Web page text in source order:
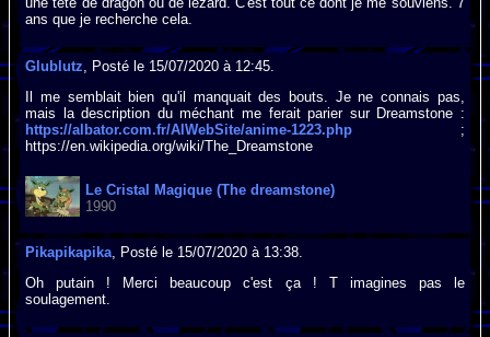
ans que je recherche cela.
Glublutz , Posté le 15/07/2020 à 12:45.
Il me semblait bien qu'il manquait des bouts. Je ne connais pas,
mais la description du méchant me ferait parier sur Dreamstone :
https://albator.com.fr/AlWebSite/anime-1223.php ;
https://en.wikipedia.org/wiki/The_Dreamstone
Le Cristal Magique (The dreamstone)
1990
Pikapikapika , Posté le 15/07/2020 à 13:38.
Oh putain ! Merci beaucoup c'est ça ! T imagines pas le
soulagement.